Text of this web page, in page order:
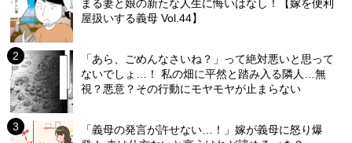
まる妻と娘の新たな人生に悔いはなし！【嫁を便利
屋扱いする義母 Vol.44】
「あら、ごめんなさいね？」って絶対悪いと思って
ないでしょ…！ 私の畑に平然と踏み入る隣人…無
視？悪意？その行動にモヤモヤが止まらない
「義母の発言が許せない…！」嫁が義母に怒り爆